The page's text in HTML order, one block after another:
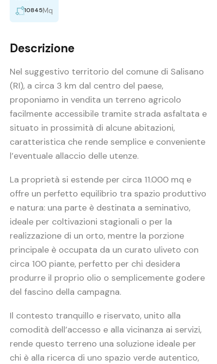
10845Mq
Descrizione
Nel suggestivo territorio del comune di Salisano
(RI), a circa 3 km dal centro del paese,
proponiamo in vendita un terreno agricolo
facilmente accessibile tramite strada asfaltata e
situato in prossimità di alcune abitazioni,
caratteristica che rende semplice e conveniente
l’eventuale allaccio delle utenze.
La proprietà si estende per circa 11.000 mq e
offre un perfetto equilibrio tra spazio produttivo
e natura: una parte è destinata a seminativo,
ideale per coltivazioni stagionali o per la
realizzazione di un orto, mentre la porzione
principale è occupata da un curato uliveto con
circa 100 piante, perfetto per chi desidera
produrre il proprio olio o semplicemente godere
del fascino della campagna.
Il contesto tranquillo e riservato, unito alla
comodità dell’accesso e alla vicinanza ai servizi,
rende questo terreno una soluzione ideale per
chi è alla ricerca di uno spazio verde autentico,